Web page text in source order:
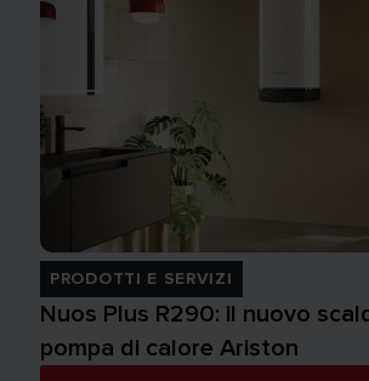
PRODOTTI E SERVIZI
Nuos Plus R290: il nuovo
pompa di calore Ariston